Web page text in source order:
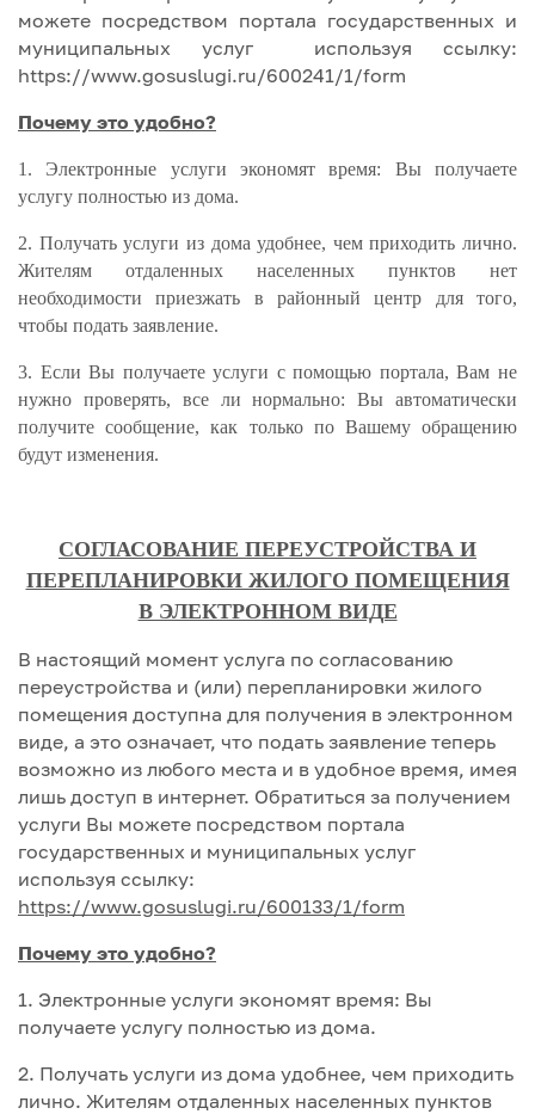
можете посредством портала государственных и
муниципальных услуг используя ссылку:
https://www.gosuslugi.ru/600241/1/form
Почему это удобно?
1. Электронные услуги экономят время: Вы получаете
услугу полностью из дома.
2. Получать услуги из дома удобнее, чем приходить лично.
Жителям отдаленных населенных пунктов нет
необходимости приезжать в районный центр для того,
чтобы подать заявление.
3. Если Вы получаете услуги с помощью портала, Вам не
нужно проверять, все ли нормально: Вы автоматически
получите сообщение, как только по Вашему обращению
будут изменения.
СОГЛАСОВАНИЕ ПЕРЕУСТРОЙСТВА И
ПЕРЕПЛАНИРОВКИ ЖИЛОГО ПОМЕЩЕНИЯ
В ЭЛЕКТРОННОМ ВИДЕ
В настоящий момент услуга по согласованию
переустройства и (или) перепланировки жилого
помещения доступна для получения в электронном
виде, а это означает, что подать заявление теперь
возможно из любого места и в удобное время, имея
лишь доступ в интернет. Обратиться за получением
услуги Вы можете посредством портала
государственных и муниципальных услуг
используя ссылку:
https://www.gosuslugi.ru/600133/1/form
Почему это удобно?
1. Электронные услуги экономят время: Вы
получаете услугу полностью из дома.
2. Получать услуги из дома удобнее, чем приходить
лично. Жителям отдаленных населенных пунктов